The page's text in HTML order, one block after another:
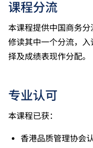
课程分流
本课程提供中国商务
修读其中一个分流，
择及成绩表现作分配。
专业认可
本课程已获：
香港品质管理协会